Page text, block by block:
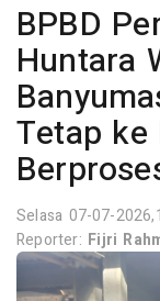
BPBD
Huntara
Tetap ke
Selasa 07-07-
Reporter: Fijri